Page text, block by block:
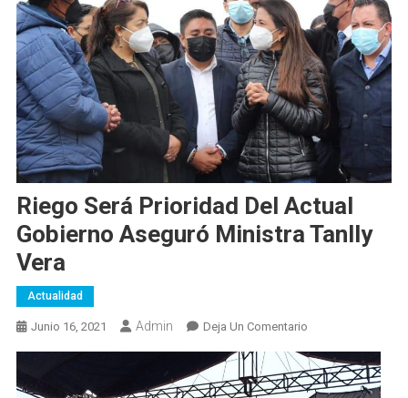
Riego Será Prioridad Del Actual
Gobierno Aseguró Ministra Tanlly
Vera
Actualidad
Junio 16, 2021 Admin Deja Un ComentarioEn
Será
Prioridad